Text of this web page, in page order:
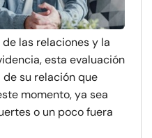
las relaciones y la
esta evaluación
su relación que
momento, ya sea
o un poco fuera